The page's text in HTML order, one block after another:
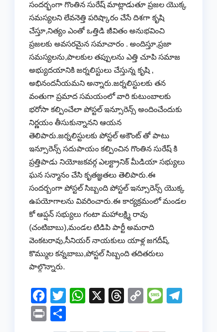
సందర్భంగా గొంతిన సురేష్ మాట్లాడుతూ ప్రజల యొక్క
సమస్యలని లేవనెత్తి పరిష్కారం చేసే దిశగా కృషి
చేస్తూ,నిత్యం ఎంతో ఒత్తిడి జీవితం అనుభవించి
ప్రజలకు అవసరమైన సమాచారం . అందిస్తూ,ప్రజా
సమస్యలను,పాలకుల తప్పులను ఎత్తి చూపి సమాజ
అభ్యుదయానికి జర్నలిస్టులు చేస్తున్న కృషి ,
అభినందనీయమని అన్నారు.జర్నలిస్టులకు తన
వంతుగా ప్రమాద సమయంలో వారి కుటుంబాలకు
భరోసా కల్పించేలా పోస్టల్ ఇన్సూరెన్స్ అందించేందుకు
నిర్ణయం తీసుకున్నానని ఆయన
తెలిపారు.జర్నలిస్టులకు పోస్టల్ అకౌంట్ తో పాటు
ఇన్సూరెన్స్ సదుపాయం కల్పించిన గొంతిన సురేష్ కి
ప్రత్తిపాడు నియోజకవర్గ ఎలక్ట్రానిక్ మీడియా సభ్యులు
ఘన సన్మానం చేసి కృతజ్ఞతలు తెలిపారు.ఈ
సందర్బంగా పోస్టల్ సిబ్బంది పోస్టల్ ఇన్సూరెన్స్ యొక్క
ఉపయోగాలను వివరించారు.ఈ కార్యక్రమంలో మండల
కో ఆప్షన్ సభ్యులు గంటా మహాలక్ష్మి రావు
(చంటిబాబు),మండల టిడిపి పార్టీ అమరాది
వెంకటరావు,సీనియర్ నాయకులు యాళ్ల జగదీష్,
కొమ్ముల కన్నబాబు,పోస్టల్ సిబ్బంది తదితరులు
పాల్గొన్నారు.
F
a
c
T
W
X
T
C
M
Pr